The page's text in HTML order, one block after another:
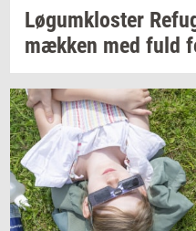
Løgum­klo­ster
mæk­ken med fuld